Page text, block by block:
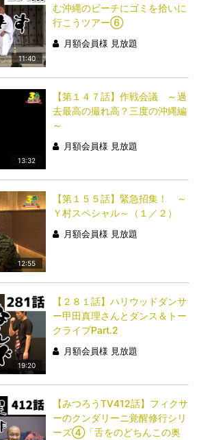
11:40
む沖縄のビーチにゴミを拾いに
行こうツアー⑥
月額会員様 見放題
13:32
【第１４７話】作戦会議 ～過
去最高の撮れ高？三度の沖縄編
～
月額会員様 見放題
12:55
【第１５５話】緊急招集！ ～
Ｙ村スペシャル～（１／２）
月額会員様 見放題
19:20
【２８１話】ハリウッドダンサ
ー甲田真理さんとダンス＆トー
クライブPart.2
月額会員様 見放題
【みつろうTV412話】フィクサ
ーのクンダリーニ覚醒修行シリ
ーズ④「舌をのどちんこの奥